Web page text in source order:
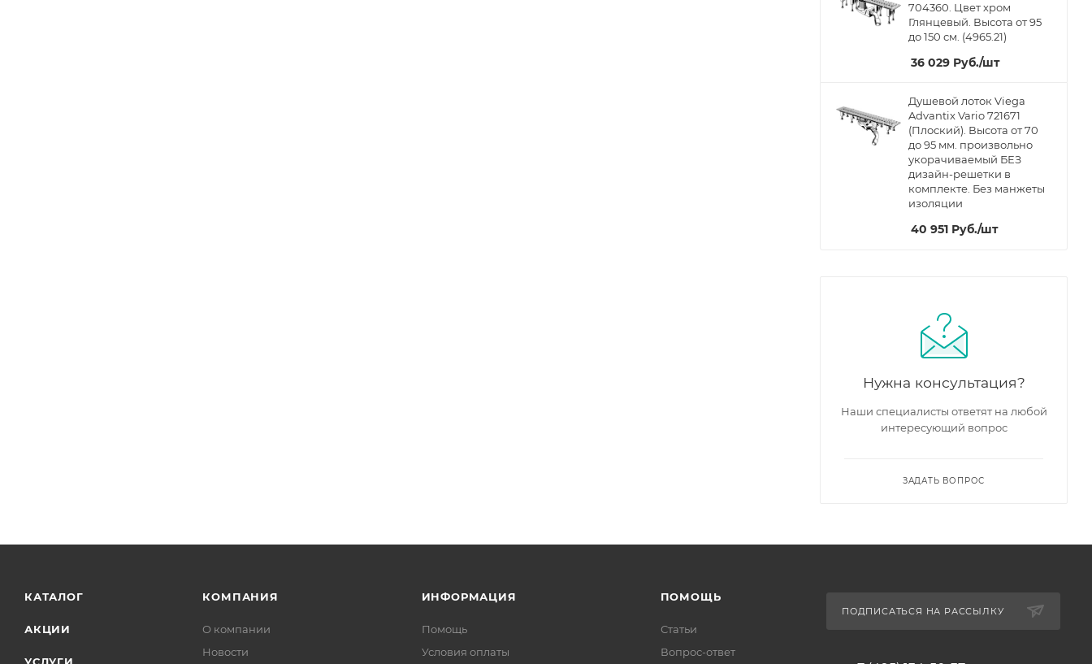
704360. Цвет хром
Глянцевый. Высота от 95
до 150 см. (4965.21)
36 029 Руб./шт
Душевой лоток Viega
Advantix Vario 721671
(Плоский). Высота от 70
до 95 мм. произвольно
укорачиваемый БЕЗ
дизайн-решетки в
комплекте. Без манжеты
изоляции
40 951 Руб./шт
Нужна консультация?
Наши специалисты ответят на любой
интересующий вопрос
ЗАДАТЬ ВОПРОС
КАТАЛОГ
АКЦИИ
КОМПАНИЯ
О компании
Новости
ИНФОРМАЦИЯ
Помощь
Условия оплаты
ПОМОЩЬ
Статьи
Вопрос-ответ
ПОДПИСАТЬСЯ НА РАССЫЛКУ